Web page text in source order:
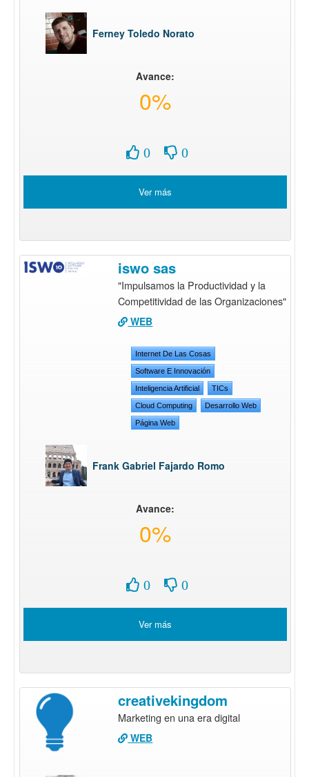
Ferney Toledo Norato
Avance:
0%
0 0
Ver más
iswo sas
"Impulsamos la Productividad y la
Competitividad de las Organizaciones"
WEB
Internet De Las Cosas
Software E Innovación
Inteligencia Artificial TICs
Cloud Computing Desarrollo Web
Página Web
Frank Gabriel Fajardo Romo
Avance:
0%
0 0
Ver más
creativekingdom
Marketing en una era digital
WEB